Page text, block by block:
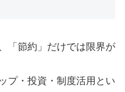
「節約」だけでは限界が
プ・投資・制度活用とい